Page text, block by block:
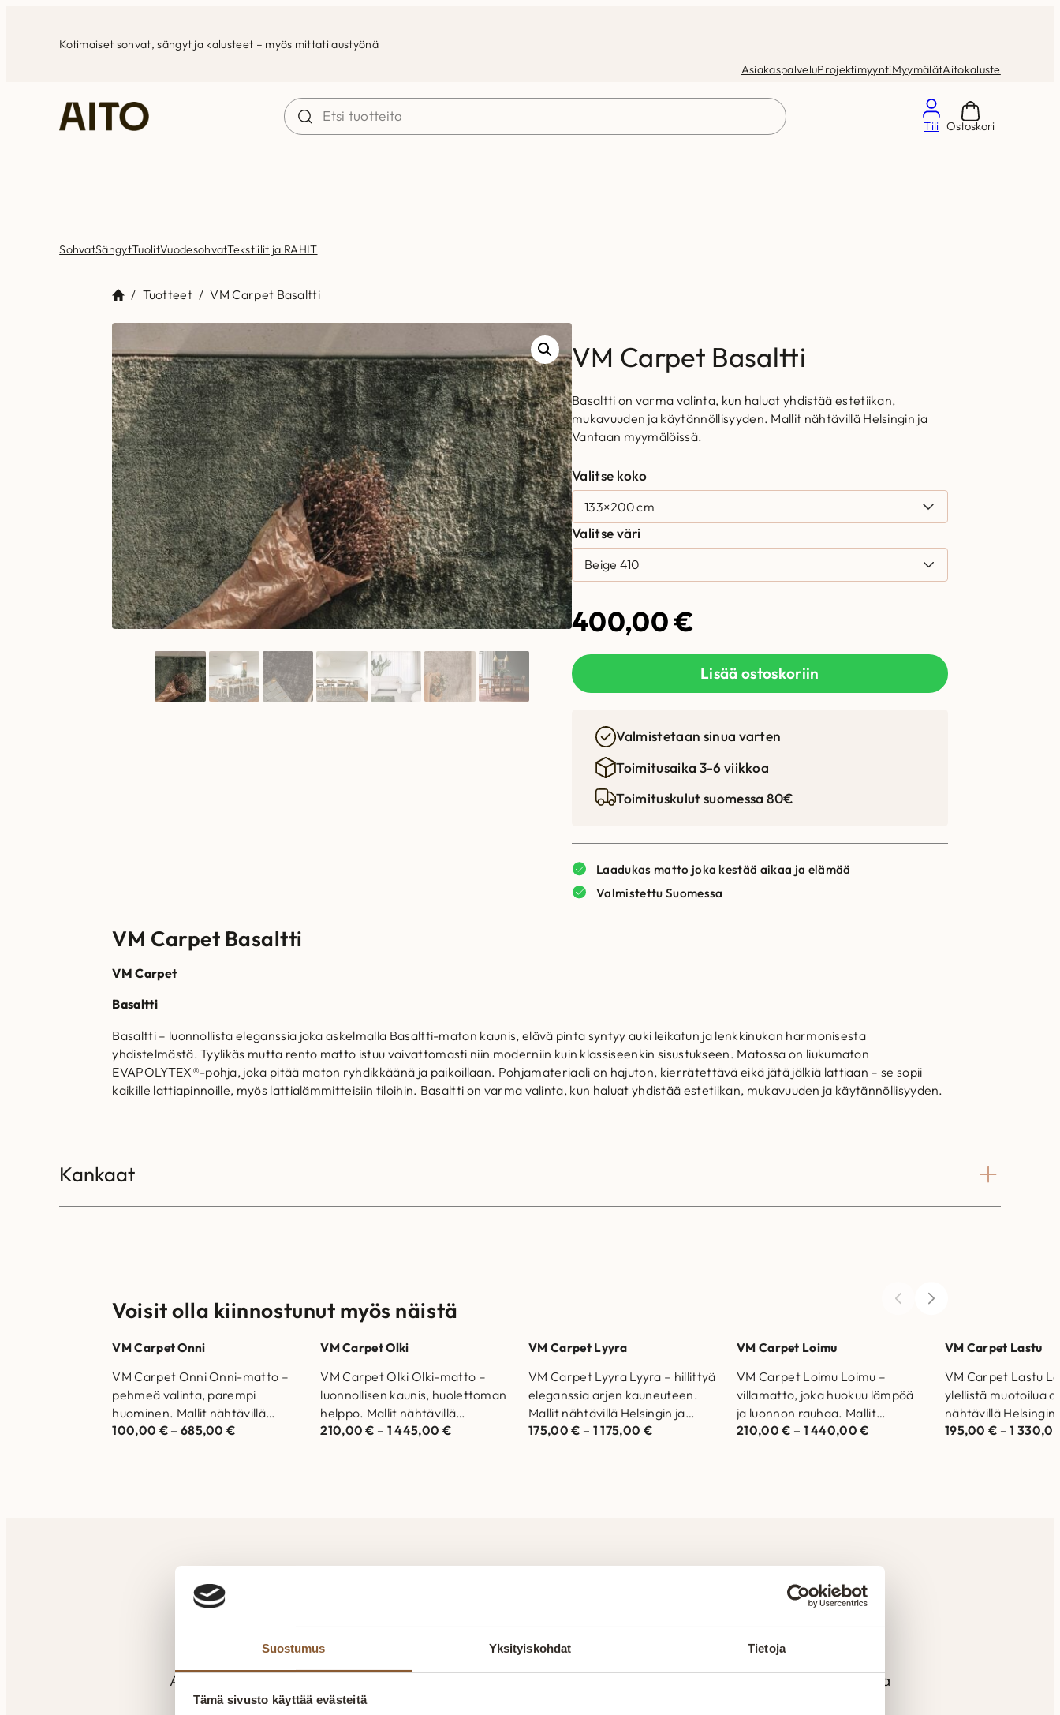
Suostumus Yksityiskohdat Tietoja
Tämä sivusto käyttää evästeitä
Kotimaiset sohvat, sängyt ja kalusteet – myös mittatilaustyönä
AsiakaspalveluProjektimyyntiMyymälätAitokaluste
SohvatSängytTuolitVuodesohvatTekstiilit ja RAHIT
/ Tuotteet / VM Carpet Basaltti
VM Carpet Basaltti
Basaltti on varma valinta, kun haluat yhdistää estetiikan,
mukavuuden ja käytännöllisyyden. Mallit nähtävillä Helsingin ja
Vantaan myymälöissä.
Valitse koko
Valitse väri
400,00€
Lisää ostoskoriin
Valmistetaan sinua varten
Toimitusaika 3-6 viikkoa
Toimituskulut suomessa 80€
Laadukas matto joka kestää aikaa ja elämää
Valmistettu Suomessa
VM Carpet Basaltti
VM Carpet
Basaltti
Basaltti – luonnollista eleganssia joka askelmalla Basaltti-maton kaunis, elävä pinta syntyy auki leikatun ja lenkkinukan harmonisesta
yhdistelmästä. Tyylikäs mutta rento matto istuu vaivattomasti niin moderniin kuin klassiseenkin sisustukseen. Matossa on liukumaton
EVAPOLYTEX®-pohja, joka pitää maton ryhdikkäänä ja paikoillaan. Pohjamateriaali on hajuton, kierrätettävä eikä jätä jälkiä lattiaan – se sopii
kaikille lattiapinnoille, myös lattialämmitteisiin tiloihin. Basaltti on varma valinta, kun haluat yhdistää estetiikan, mukavuuden ja käytännöllisyyden.
Kankaat
Voisit olla kiinnostunut myös näistä
VM Carpet Onni
VM Carpet Onni Onni-matto –
pehmeä valinta, parempi
huominen. Mallit nähtävillä
Helsingin ja Vantaan
100,00 €– 685,00€
VM Carpet Olki
VM Carpet Olki Olki-matto –
luonnollisen kaunis, huolettoman
helppo. Mallit nähtävillä
Helsingin ja Vantaan
210,00€ – 1 445,00 €
VM Carpet Lyyra
VM Carpet Lyyra Lyyra – hillittyä
eleganssia arjen kauneuteen.
Mallit nähtävillä Helsingin ja
Vantaan myymälöissä.
175,00€ – 1 175,00 €
VM Carpet Loimu
VM Carpet Loimu Loimu –
villamatto, joka huokuu lämpöä
ja luonnon rauhaa. Mallit
nähtävillä Helsingin ja Vantaan
210,00€ – 1 440,00€
VM Carpet Lastu
VM Carpet Lastu
ylellistä muotoilua
nähtävillä Helsingin
myymälöissä.
195,00€ –1
Aitokaluste – aidosti kotimainen
Aitokaluste tekee huonekalut sohvista sänkyihin paremmin – kotimaisesti, kunnon materiaaleista ja vankalla
kokemuksella. Valmistus tapahtuu alusta loppuun Suomen Kainuussa. Omalla tuotannolla pystytään